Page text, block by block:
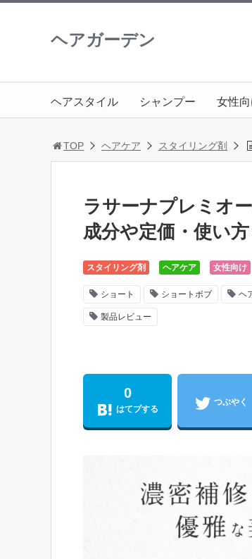
ヘアガーデン
ヘアスタイル シャンプー 女性
TOP ヘアケア スタイリング剤
ラサーナプレミオ
成分や定価・使い方
スタイリング剤 ヘアケア 女性向け
ショート ショートボブ ヘ
製品レビュー
0
はてブする
つぶやく